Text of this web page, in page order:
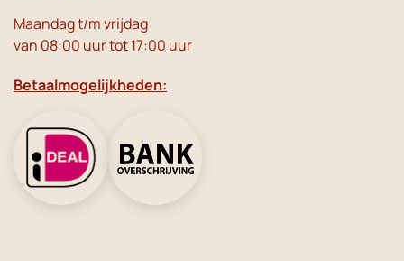
Maandag t/m vrijdag
van 08:00 uur tot 17:00 uur
Betaalmogelijkheden: